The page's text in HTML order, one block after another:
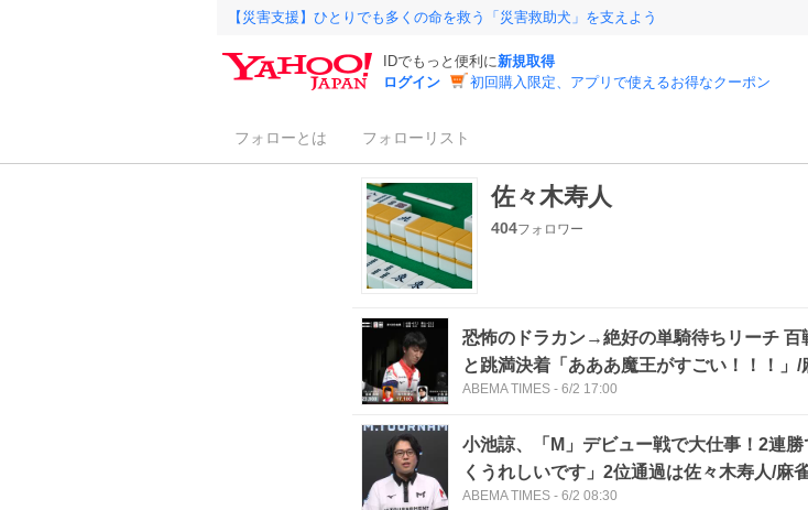
【災害支援】ひとりでも多くの命を救う「災害救助犬」を支えよう
IDでもっと便利に新規取得
ログイン
初回購入限定、アプリで使えるお得なクーポン
フォローとは フォローリスト
佐々木寿人
404フォロワー
恐怖のドラカン→絶好の単騎待ちリーチ 百
と跳満決着「あああ魔王がすごい！！！」/
ABEMA TIMES - 6/2 17:00
小池諒、「M」デビュー戦で大仕事！2連
くうれしいです」2位通過は佐々木寿人/麻
ABEMA TIMES - 6/2 08:30